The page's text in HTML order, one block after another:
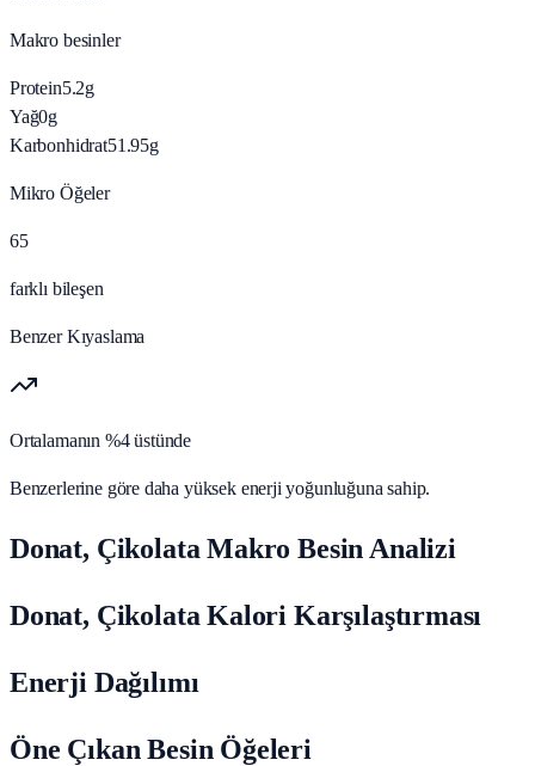
Makro besinler
Protein5.2g
Yağ0g
Karbonhidrat51.95g
Mikro Öğeler
65
farklı bileşen
Benzer Kıyaslama
Ortalamanın %4 üstünde
Benzerlerine göre daha yüksek enerji yoğunluğuna sahip.
Donat, Çikolata Makro Besin Analizi
Donat, Çikolata Kalori Karşılaştırması
Enerji Dağılımı
Öne Çıkan Besin Öğeleri